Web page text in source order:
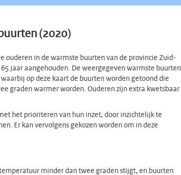
(2020)
ouderen in de warmste buurten van de provincie Zuid-
jaar aangehouden. De weergegeven warmste buurten
op deze kaart de buurten worden getoond die
graden warmer worden. Ouderen zijn extra kwetsbaar
het prioriteren van hun inzet, door inzichtelijk te
Er kan vervolgens gekozen worden om in deze
minder dan twee graden stijgt, en buurten